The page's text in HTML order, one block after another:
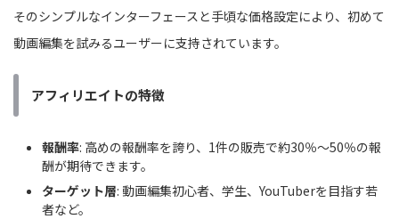
そのシンプルなインターフェースと手頃な価格設定により、初めて
動画編集を試みるユーザーに支持されています。
アフィリエイトの特徴
報酬率: 高めの報酬率を誇り、1件の販売で約30％〜50％の報
酬が期待できます。
ターゲット層: 動画編集初心者、学生、YouTuberを目指す若
者など。